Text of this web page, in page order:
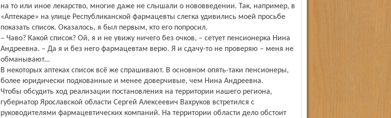
на то или иное лекарство, многие даже не слышали о нововведении. Так, например, в
«Аптекаре» на улице Республиканской фармацевты слегка удивились моей просьбе
показать список. Оказалось, я был первым, кто его попросил.
– Чаво? Какой список? Ой, я и не увижу ничего без очков, – сетует пенсионерка Нина
Андреевна. – Да я и без него фармацевтам верю. Я и сдачу-то не проверяю – меня не
обманывают...
В некоторых аптеках список всё же спрашивают. В основном опять-таки пенсионеры,
более юридически подкованные и менее доверчивые, чем Нина Андреевна.
Чтобы обсудить ход реализации постановления на территории нашего региона,
губернатор Ярославской области Сергей Алексеевич Вахруков встретился с
руководителями фармацевтических компаний. На территории области дело обстоит